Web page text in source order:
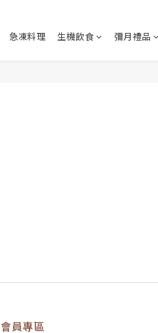
急凍料理 生機飲食 彌月禮品
會員專區